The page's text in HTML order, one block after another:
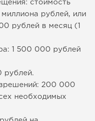
стоимость
рублей, или
рублей в месяц (1
1 500 000 рублей
рублей.
200 000
необходимых